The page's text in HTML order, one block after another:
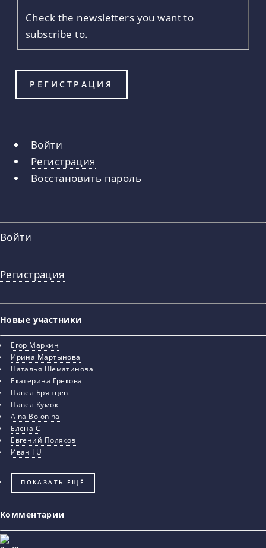
Check the newsletters you want to
subscribe to.
Главные
вкладки
Войти
Регистрация
Восстановить пароль
Войти
Регистрация
Новые участники
Егор Маркин
Ирина Мартынова
Наталья Шематинова
Екатерина Грекова
Павел Брянцев
Павел Кумок
Aina Bolonina
Елена С
Евгений Поляков
Иван I U
ПОКАЗАТЬ ЕЩЁ
Комментарии